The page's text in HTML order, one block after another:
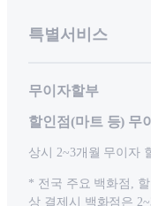
특별서비스
무이자할부
할인점(마트 등) 무
상시 2~3개월 무이자
* 전국 주요 백화점,
상 결제시 백화점은